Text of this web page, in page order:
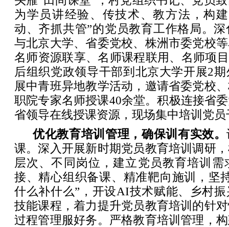
为学员讲经验、传技术、教方法，构
动、齐抓共管”的党员教育工作格局。
与北京大学、省委党校、株洲市委党校
名师资源联享、名师课程联用、名师项
后组织党政领导干部到北京大学开展2
展中青班异地教学活动，邀请省委党校
职院专家名师授课40余堂。积极连接省
省领导在线授课资源，现场集中培训党
优化教育培训管理，确保训有实效。
课。深入开展新时期党员教育培训调研
层次、不同岗位，建立党员教育培训
接、精心组织备课、精准靶向施训，坚
什么补什么”，开设AI技术赋能、乡村
技能课程，着力提升党员教育培训的针
过程管理服好务。严格教育培训管理，